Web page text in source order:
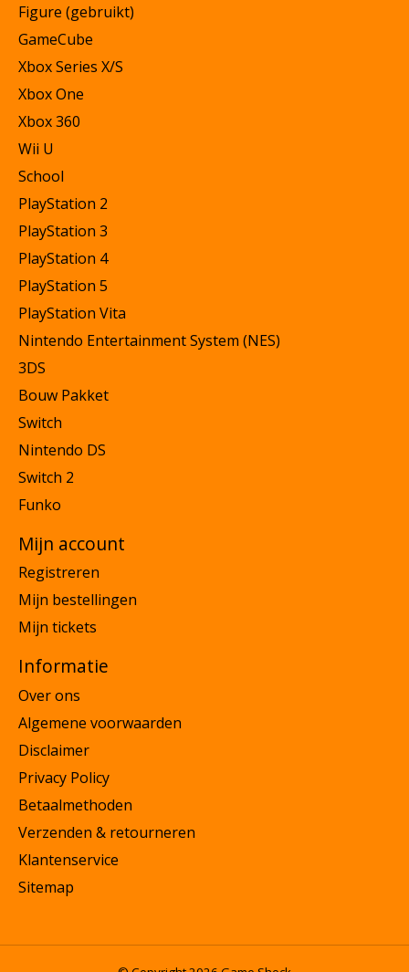
Figure (gebruikt)
GameCube
Xbox Series X/S
Xbox One
Xbox 360
Wii U
School
PlayStation 2
PlayStation 3
PlayStation 4
PlayStation 5
PlayStation Vita
Nintendo Entertainment System (NES)
3DS
Bouw Pakket
Switch
Nintendo DS
Switch 2
Funko
Mijn account
Registreren
Mijn bestellingen
Mijn tickets
Informatie
Over ons
Algemene voorwaarden
Disclaimer
Privacy Policy
Betaalmethoden
Verzenden & retourneren
Klantenservice
Sitemap